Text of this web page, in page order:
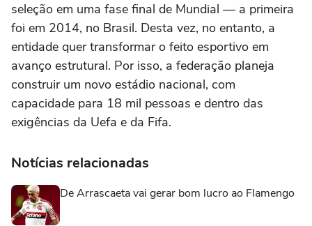
seleção em uma fase final de Mundial — a primeira
foi em 2014, no Brasil. Desta vez, no entanto, a
entidade quer transformar o feito esportivo em
avanço estrutural. Por isso, a federação planeja
construir um novo estádio nacional, com
capacidade para 18 mil pessoas e dentro das
exigências da Uefa e da Fifa.
Notícias relacionadas
De Arrascaeta vai gerar bom lucro ao Flamengo